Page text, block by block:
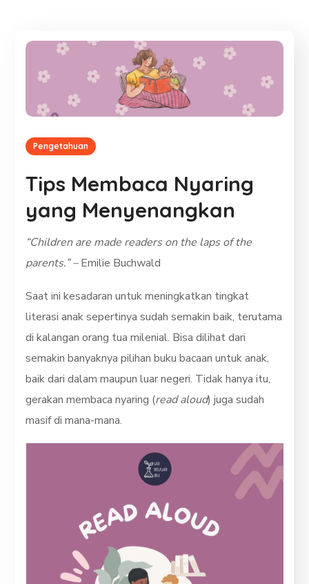
Pengetahuan
Tips Membaca Nyaring
yang Menyenangkan
“Children are made readers on the laps of the
parents.” –Emilie Buchwald
Saat ini kesadaran untuk meningkatkan tingkat
literasi anak sepertinya sudah semakin baik, terutama
di kalangan orang tua milenial. Bisa dilihat dari
semakin banyaknya pilihan buku bacaan untuk anak,
baik dari dalam maupun luar negeri. Tidak hanya itu,
gerakan membaca nyaring (read aloud) juga sudah
masif di mana-mana.